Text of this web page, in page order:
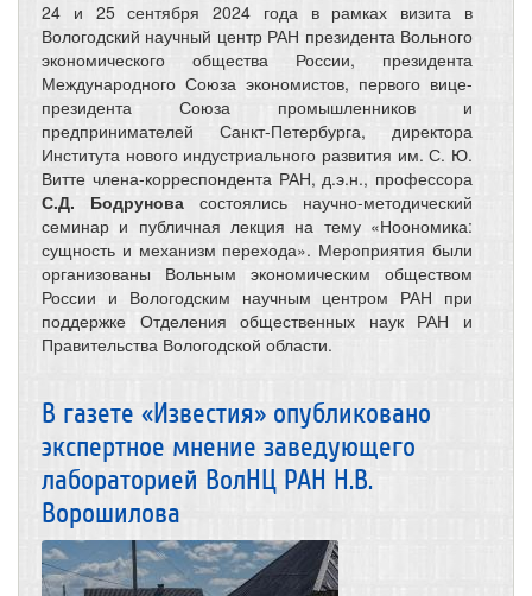
24 и 25 сентября 2024 года в рамках визита в
Вологодский научный центр РАН президента Вольного
экономического общества России, президента
Международного Союза экономистов, первого вице-
президента Союза промышленников и
предпринимателей Санкт-Петербурга, директора
Института нового индустриального развития им. С. Ю.
Витте члена-корреспондента РАН, д.э.н., профессора
С.Д. Бодрунова состоялись научно-методический
семинар и публичная лекция на тему «Ноономика:
сущность и механизм перехода». Мероприятия были
организованы Вольным экономическим обществом
России и Вологодским научным центром РАН при
поддержке Отделения общественных наук РАН и
Правительства Вологодской области.
В газете «Известия» опубликовано
экспертное мнение заведующего
лабораторией ВолНЦ РАН Н.В.
Ворошилова